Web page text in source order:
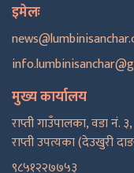
इमेलः
मुख्य कार्यालय
राप्ती गाउँपालका, वडा नं. ३,
राप्ती उपत्यका (देउखुरी
९८५१२२७७५३